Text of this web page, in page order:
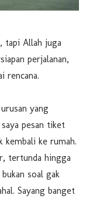
tapi Allah juga
perjalanan,
rencana.
yang
pesan tiket
kembali ke rumah.
tertunda hingga
soal gak
Sayang banget